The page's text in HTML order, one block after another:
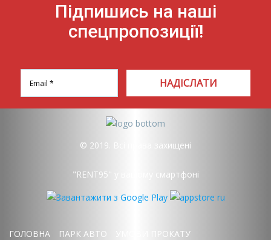
Підпишись на наші
спецпропозиції!
НАДІСЛАТИ
© 2019. Всі права захищені
"RENT95" у вашому смартфоні
ГОЛОВНА ПАРК АВТО
УМОВИ ПРОКАТУ